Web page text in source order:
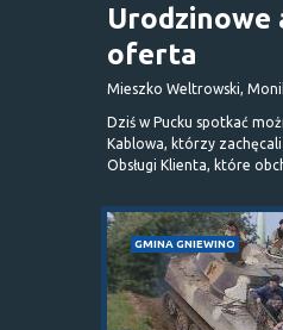
Urodzinowe
oferta
Mieszko Weltrowski,
Dziś w Pucku spotkać
Kablowa, którzy
Obsługi Klienta, które
GMINA GNIEWINO